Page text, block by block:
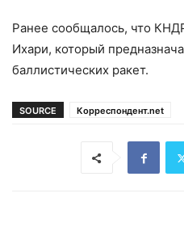
Ранее сообщалось, что
Ихари, который
баллистических ракет.
SOURCE Корреспондент.net